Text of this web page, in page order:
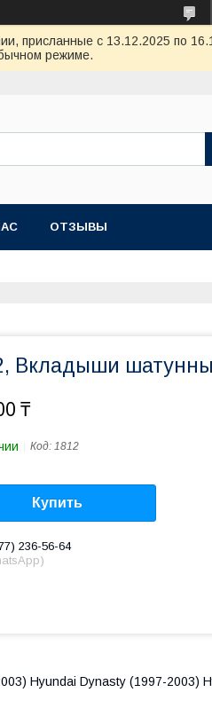
присланные с 13.12.2025 по
режиме.
ОТЗЫВЫ
Вкладыши
₸
Код: 1812
Купить
236-56-64
Hyundai Dynasty (1997-2003)